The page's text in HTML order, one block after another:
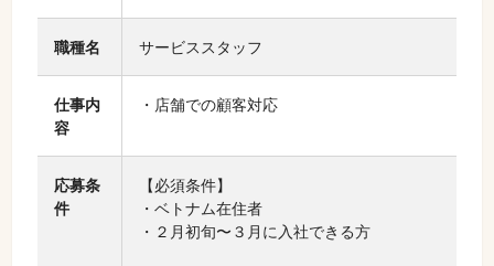
職種名 サービススタッフ
仕事内
容
・店舗での顧客対応
応募条
件
【必須条件】
・ベトナム在住者
・２月初旬〜３月に入社できる方